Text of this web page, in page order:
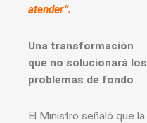
atender”.
Una transformación
que no solucionará los
problemas de fondo
El Ministro señaló que la